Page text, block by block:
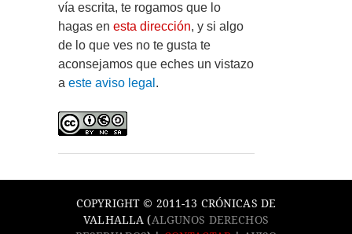
vía escrita, te rogamos que lo
hagas en esta dirección, y si algo
de lo que ves no te gusta te
aconsejamos que eches un vistazo
a este aviso legal .
COPYRIGHT © 2011-13 CRÓNICAS DE
VALHALLA (ALGUNOS DERECHOS